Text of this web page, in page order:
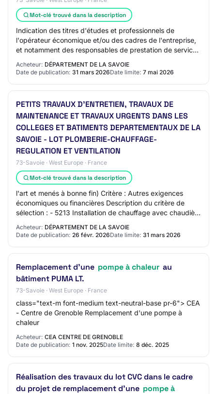
Mot-clé trouvé dans la description
Indication des titres d'études et professionnels de
l'opérateur économique et/ou des cadres de l'entreprise,
et notamment des responsables de prestation de services
ou de conduite des travaux de même…
Acheteur: DÉPARTEMENT DE LA SAVOIE
Date de publication: 31 mars 2026Date limite: 7 mai 2026
PETITS TRAVAUX D'ENTRETIEN, TRAVAUX DE
MAINTENANCE ET TRAVAUX URGENTS DANS LES
COLLEGES ET BATIMENTS DEPARTEMENTAUX DE LA
SAVOIE - LOT PLOMBERIE-CHAUFFAGE-
REGULATION ET VENTILATION
73-Savoie · West Europe · France
Mot-clé trouvé dans la description
l'art et menés à bonne fin) Critère : Autres exigences
économiques ou financières Description du critère de
sélection : - 5213 Installation de chauffage avec chaudière
Gaz/Fuel en habitat individuel,…
Acheteur: DÉPARTEMENT DE LA SAVOIE
Date de publication: 26 févr. 2026Date limite: 31 mars 2026
Remplacement d'une pompe à chaleur au
bâtiment PUMA LT.
73-Savoie · West Europe · France
class="text-m font-medium text-neutral-base pr-6"> CEA
- Centre de Grenoble Remplacement d'une pompe à
chaleur
Acheteur: CEA CENTRE DE GRENOBLE
Date de publication: 1 nov. 2025Date limite: 8 déc. 2025
Réalisation des travaux du lot CVC dans le cadre
du projet de remplacement d’une pompe à